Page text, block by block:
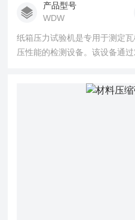
产品型号
WDW
纸箱压力试验机是专用于测定
压性能的检测设备。该设备通
定压力测形变、定形变测压力